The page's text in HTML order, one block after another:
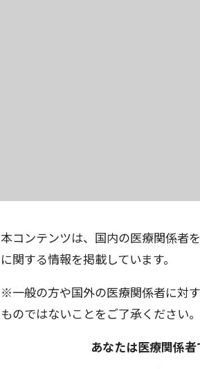
本コンテンツは、国内の医療関係者
に関する情報を掲載しています。
※一般の方や国外の医療関係者に対
ものではないことをご了承ください。
あなたは医療関係者